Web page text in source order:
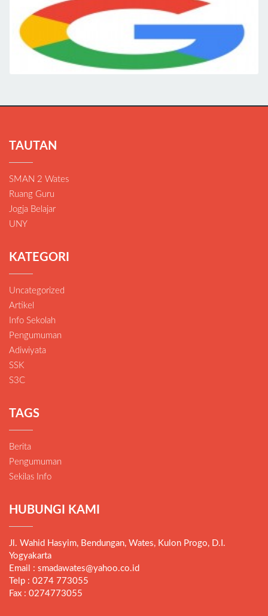
TAUTAN
SMAN 2 Wates
Ruang Guru
Jogja Belajar
UNY
KATEGORI
Uncategorized
Artikel
Info Sekolah
Pengumuman
Adiwiyata
SSK
S3C
TAGS
Berita
Pengumuman
Sekilas Info
HUBUNGI KAMI
Jl. Wahid Hasyim, Bendungan, Wates, Kulon Progo, D.I.
Yogyakarta
Email : smadawates@yahoo.co.id
Telp : 0274 773055
Fax : 0274773055